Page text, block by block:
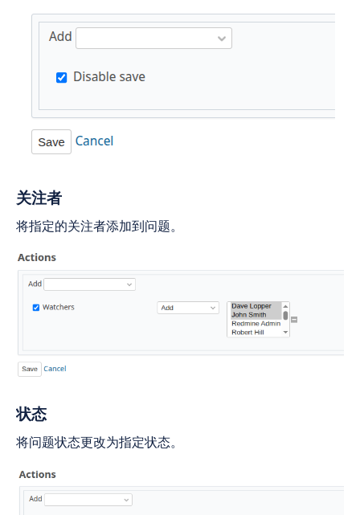
关注者
将指定的关注者添加到问题。
状态
将问题状态更改为指定状态。